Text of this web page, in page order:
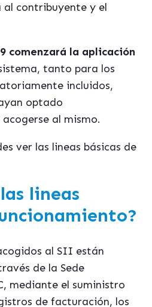
al contribuyente y el
comenzará la aplicación
tanto para los
incluidos,
optado
al mismo.
ver las lineas básicas de
lineas
al SII están
de la Sede
mediante el suministro
de facturación, los